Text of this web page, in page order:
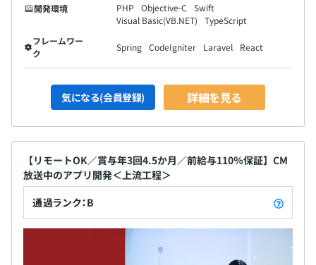
開発環境
PHP Objective-C
Swift
Visual Basic(VB.NET)
TypeScript
フレームワー
ク
Spring CodeIgniter Laravel React
気になる(会員登録) 詳細を見る
【リモートOK／賞与年3回4.5か月／前給与110％保証】CM
放送中のアプリ開発＜上流工程＞
通過ランク：B